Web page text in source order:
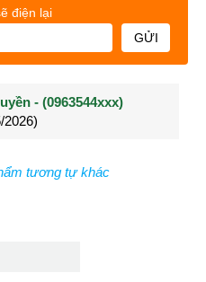
điện lại
GỬI
- (0963544xxx)
- (0902021xxx)
tương tự khác